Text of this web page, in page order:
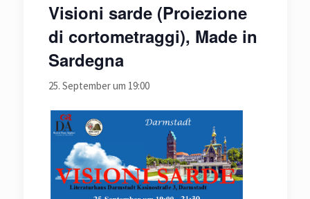
Visioni sarde (Proiezione
di cortometraggi), Made in
Sardegna
25. September um 19:00